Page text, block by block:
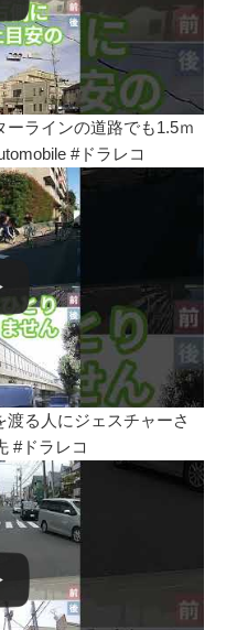
ーラインの道路でも1.5ｍ
#ドラレコ
渡る人にジェスチャーさ
#ドラレコ